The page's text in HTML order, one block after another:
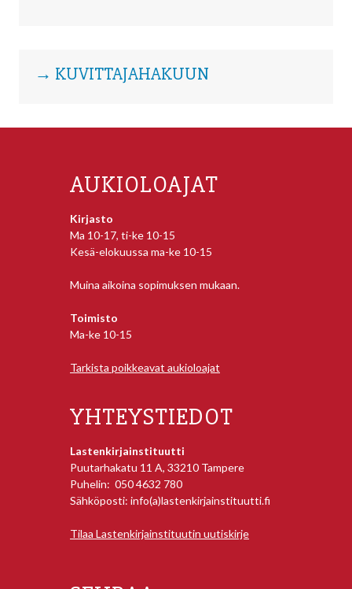
→ KUVITTAJAHAKUUN
AUKIOLOAJAT
Kirjasto
Ma 10-17, ti-ke 10-15
Kesä-elokuussa ma-ke 10-15
Muina aikoina sopimuksen mukaan.
Toimisto
Ma-ke 10-15
Tarkista poikkeavat aukioloajat
YHTEYSTIEDOT
Lastenkirjainstituutti
Puutarhakatu 11 A, 33210 Tampere
Puhelin: 050 4632 780
Sähköposti: info(a)lastenkirjainstituutti.fi
Tilaa Lastenkirjainstituutin uutiskirje